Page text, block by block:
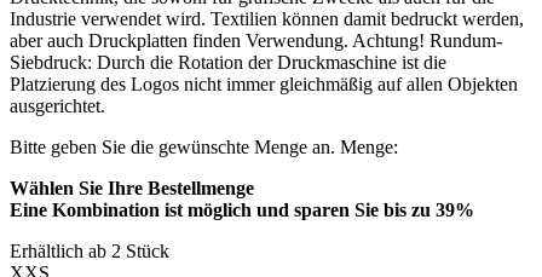
Industrie verwendet wird. Textilien können damit bedruckt werden,
aber auch Druckplatten finden Verwendung. Achtung! Rundum-
Siebdruck: Durch die Rotation der Druckmaschine ist die
Platzierung des Logos nicht immer gleichmäßig auf allen Objekten
ausgerichtet.
Bitte geben Sie die gewünschte Menge an. Menge:
Wählen Sie Ihre Bestellmenge
Eine Kombination ist möglich und sparen Sie bis zu 39%
Erhältlich ab 2 Stück